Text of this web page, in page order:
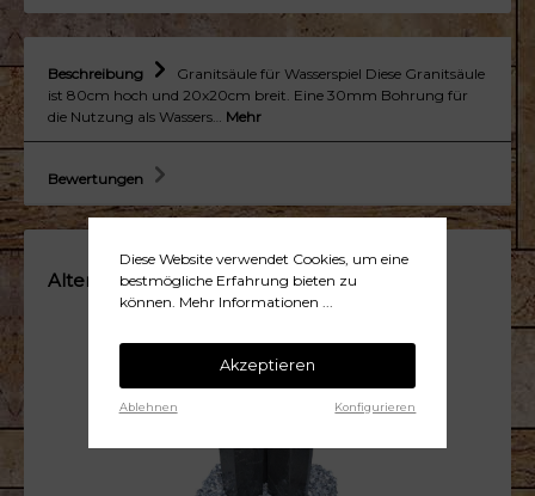
Beschreibung
Granitsäule für Wasserspiel Diese Granitsäule
ist 80cm hoch und 20x20cm breit. Eine 30mm Bohrung für
die Nutzung als Wassers… Mehr
Bewertungen
Alternativ
Diese Website verwendet Cookies, um eine
bestmögliche Erfahrung bieten zu
können. Mehr Informationen ...
Akzeptieren
Ablehnen Konfigurieren